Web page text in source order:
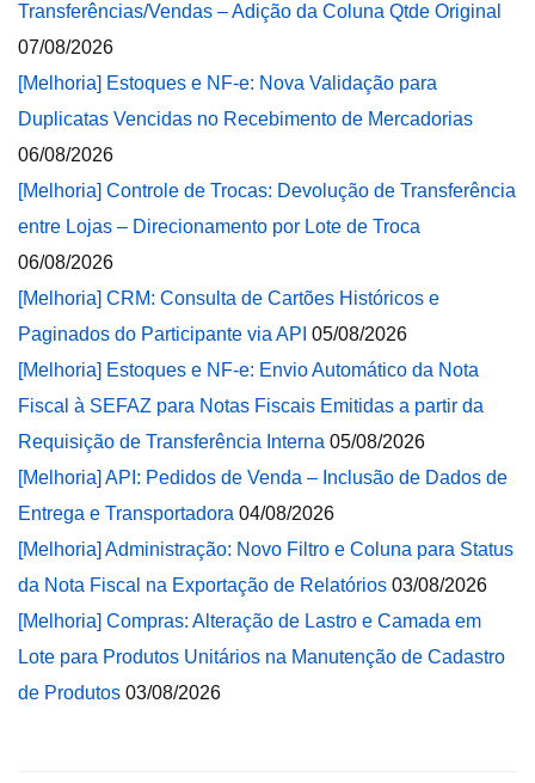
Transferências/Vendas – Adição da Coluna Qtde Original
07/08/2026
[Melhoria] Estoques e NF-e: Nova Validação para
Duplicatas Vencidas no Recebimento de Mercadorias
06/08/2026
[Melhoria] Controle de Trocas: Devolução de Transferência
entre Lojas – Direcionamento por Lote de Troca
06/08/2026
[Melhoria] CRM: Consulta de Cartões Históricos e
Paginados do Participante via API 05/08/2026
[Melhoria] Estoques e NF-e: Envio Automático da Nota
Fiscal à SEFAZ para Notas Fiscais Emitidas a partir da
Requisição de Transferência Interna 05/08/2026
[Melhoria] API: Pedidos de Venda – Inclusão de Dados de
Entrega e Transportadora 04/08/2026
[Melhoria] Administração: Novo Filtro e Coluna para Status
da Nota Fiscal na Exportação de Relatórios 03/08/2026
[Melhoria] Compras: Alteração de Lastro e Camada em
Lote para Produtos Unitários na Manutenção de Cadastro
de Produtos 03/08/2026